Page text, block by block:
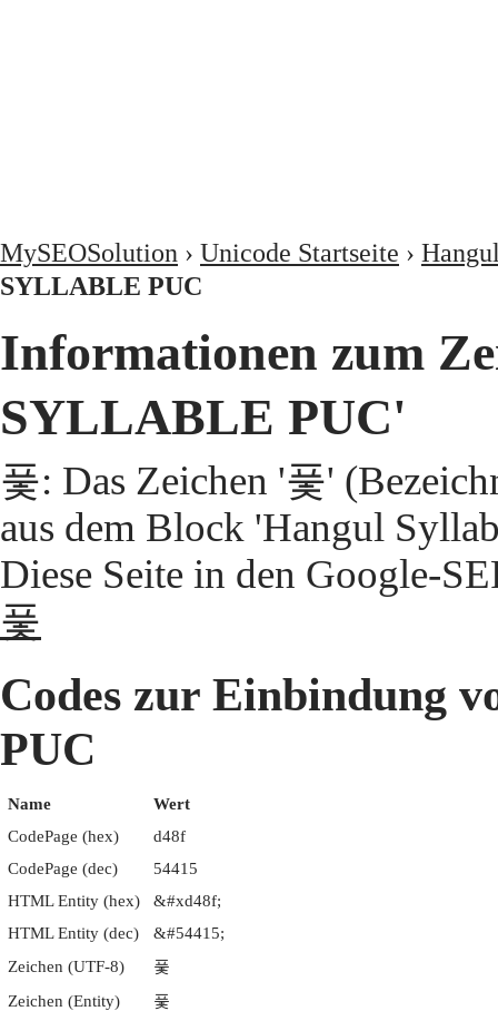
MySEOSolution › Unicode Startseite ›
SYLLABLE PUC
Informationen zum
SYLLABLE PUC'
풏: Das Zeichen '풏'
aus dem Block 'Hangul
Diese Seite in den Google-
풏
Codes zur Einbindung
PUC
Name
Wert
CodePage (hex)
d48f
CodePage (dec)
54415
HTML Entity (hex)
&#xd48f;
HTML Entity (dec)
&#54415;
Zeichen (UTF-8)
풏
Zeichen (Entity)
풏